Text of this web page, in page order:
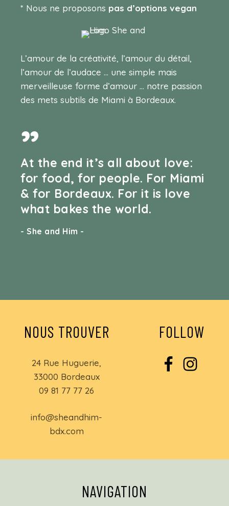
L’amour de la créativité, l’amour du détail,
l’amour de l’audace … une simple mais
merveilleuse forme d’amour … notre passion
des mets subtils de Miami à Bordeaux.
”
At the end it’s all about love:
for food, for people. For Miami
& for Bordeaux. For it is love
what bakes the world.
- She and Him -
* Nous ne proposons pas d’options vegan
NOUS TROUVER
24 Rue Huguerie,
33000 Bordeaux
09 81 77 77 26
info@sheandhim-
bdx.com
FOLLOW
NAVIGATION